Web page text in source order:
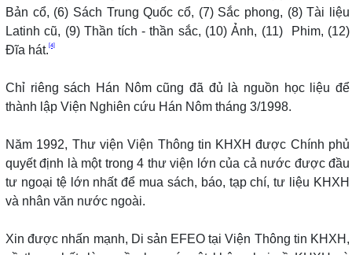
Bản cổ, (6) Sách Trung Quốc cổ, (7) Sắc phong, (8) Tài liệu
Latinh cũ, (9) Thần tích - thần sắc, (10) Ảnh, (11) Phim, (12)
Đĩa hát.[4]
Chỉ riêng sách Hán Nôm cũng đã đủ là nguồn học liệu để
thành lập Viện Nghiên cứu Hán Nôm tháng 3/1998.
Năm 1992, Thư viện Viện Thông tin KHXH được Chính phủ
quyết định là một trong 4 thư viện lớn của cả nước được đầu
tư ngoại tệ lớn nhất để mua sách, báo, tạp chí, tư liệu KHXH
và nhân văn nước ngoài.
Xin được nhấn mạnh, Di sản EFEO tại Viện Thông tin KHXH,